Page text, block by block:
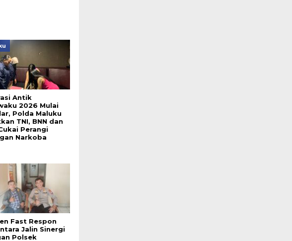
Antik
2026 Mulai
Polda Maluku
TNI, BNN dan
Perangi
Narkoba
Fast Respon
Jalin Sinergi
Polsek